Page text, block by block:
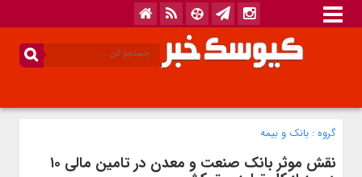
گروه : بانک‌ و بیمه
نقش موثر بانک صنعت و معدن در تامین مالی ۱۰